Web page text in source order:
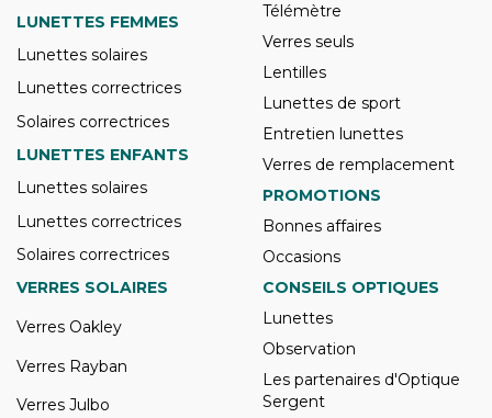
LUNETTES FEMMES
Lunettes solaires
Lunettes correctrices
Solaires correctrices
LUNETTES ENFANTS
Lunettes solaires
Lunettes correctrices
Solaires correctrices
Télémètre
Verres seuls
Lentilles
Lunettes de sport
Entretien lunettes
Verres de remplacement
PROMOTIONS
Bonnes affaires
Occasions
VERRES SOLAIRES
Verres Oakley
Verres Rayban
Verres Julbo
CONSEILS OPTIQUES
Lunettes
Observation
Les partenaires d'Optique
Sergent